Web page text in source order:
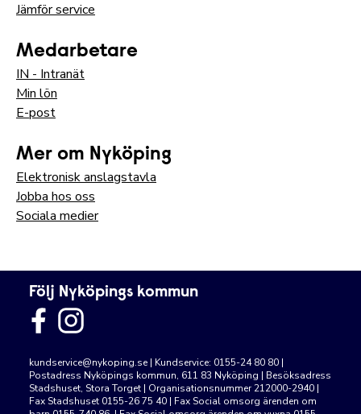
Jämför service
Medarbetare
IN - Intranät
Min lön
E-post
Mer om Nyköping
Elektronisk anslagstavla
Jobba hos oss
Sociala medier
Följ Nyköpings kommun
kundservice@nykoping.se | Kundservice: 0155-24 80 80 |
Postadress Nyköpings kommun, 611 83 Nyköping | Besöksadress
Stadshuset, Stora Torget | Organisationsnummer 212000-2940 |
Fax Stadshuset 0155-26 75 40 | Fax Social omsorg ärenden om